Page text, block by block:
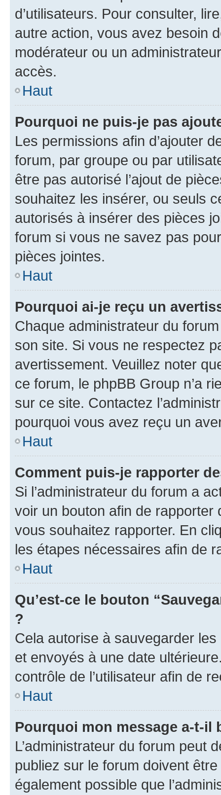
d’utilisateurs. Pour consulter,
autre action, vous avez besoin
modérateur ou un
accès.
Haut
Pourquoi ne puis-je pas
Les permissions afin d’ajouter
forum, par groupe ou par
être pas autorisé l’ajout de
souhaitez les insérer, ou seuls
autorisés à insérer des pièces
forum si vous ne savez pas
pièces jointes.
Haut
Pourquoi ai-je reçu un
Chaque administrateur du
son site. Si vous ne respectez
avertissement. Veuillez noter
ce forum, le phpBB Group n’a
sur ce site. Contactez
pourquoi vous avez reçu un
Haut
Comment puis-je rapporter
Si l’administrateur du forum a
voir un bouton afin de
vous souhaitez rapporter. En
les étapes nécessaires afin de
Haut
Qu’est-ce le bouton
?
Cela autorise à sauvegarder
et envoyés à une date
contrôle de l’utilisateur afin de
Haut
Pourquoi mon message a-t-il
L’administrateur du forum peut
publiez sur le forum doivent
également possible que